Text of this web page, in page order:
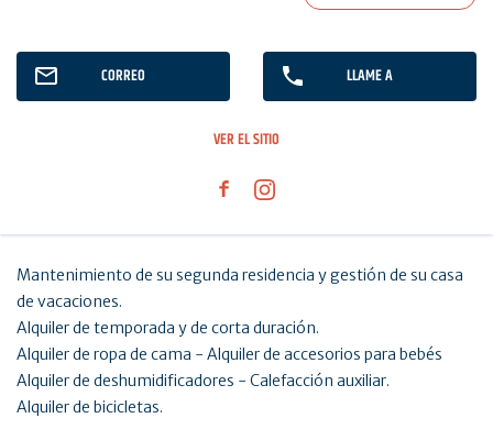
CORREO LLAME A
VER EL SITIO
Mantenimiento de su segunda residencia y gestión de su casa
de vacaciones.
Alquiler de temporada y de corta duración.
Alquiler de ropa de cama - Alquiler de accesorios para bebés
Alquiler de deshumidificadores - Calefacción auxiliar.
Alquiler de bicicletas.